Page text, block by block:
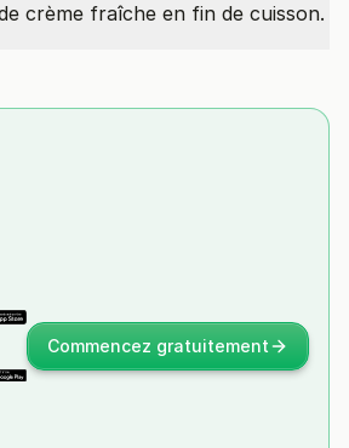
crème fraîche en fin de cuisson.
Commencez gratuitement